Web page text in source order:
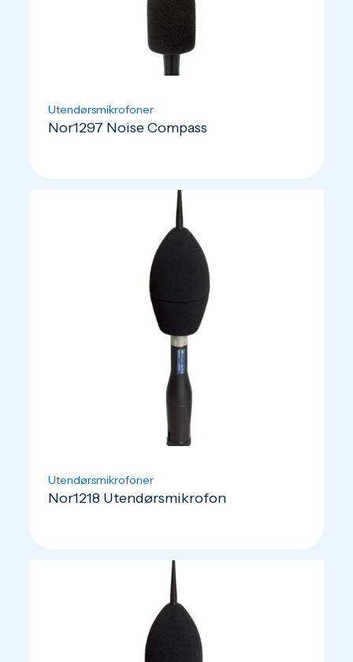
Utendørsmikrofoner
Nor1297 Noise Compass
Utendørsmikrofoner
Nor1218 Utendørsmikrofon